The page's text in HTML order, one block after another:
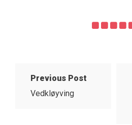
Previous Post
Vedkløyving